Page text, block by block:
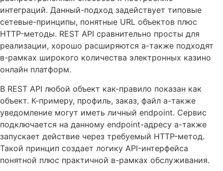
интеграций. Данный-подход задействует типовые
сетевые-принципы, понятные URL объектов плюс
HTTP-методы. REST API сравнительно просты для
реализации, хорошо расширяются а-также подходят
в-рамках широкого количества электронных казино
онлайн платформ.
В REST API любой объект как-правило показан как
объект. К-примеру, профиль, заказ, файл а-также
уведомление могут иметь личный endpoint. Сервис
подключается на данному endpoint-адресу а-также
запускает действие через требуемый HTTP-метод.
Такой принцип создает логику API-интерфейса
понятной плюс практичной в-рамках обслуживания.